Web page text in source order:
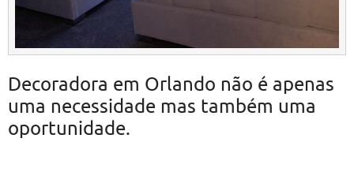
Decoradora em Orlando não é apenas
uma necessidade mas também uma
oportunidade.